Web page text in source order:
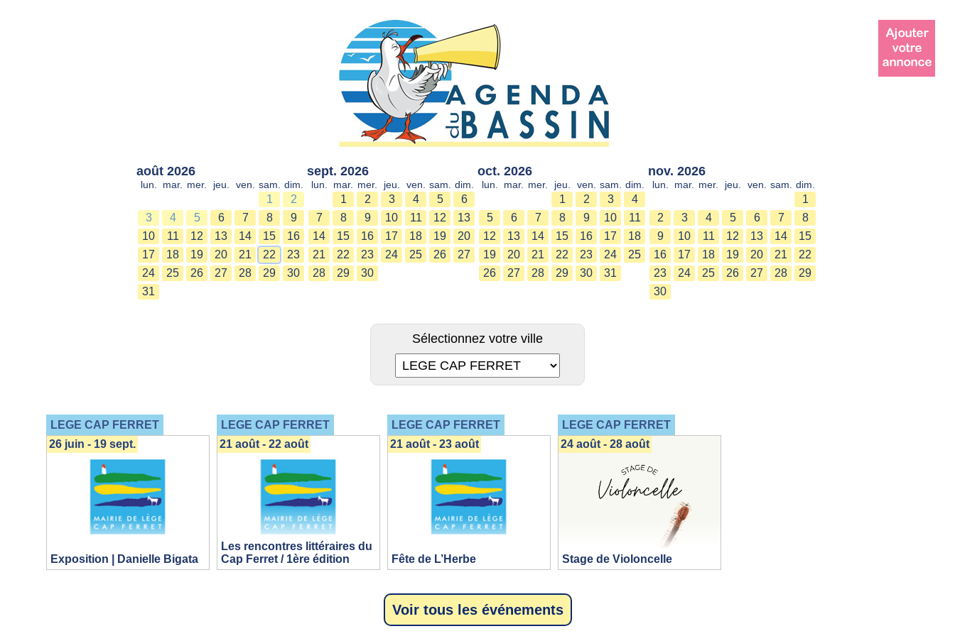
août 2026
lun. mar. mer. jeu. ven. sam. dim.
1
2
3
4 5 6 7 8
9
10
11 12 13 14 15
16
17
18 19 20 21 22
23
24
25 26 27 28 29
30
31
sept. 2026
lun. mar. mer. jeu. ven. sam. dim.
1 2 3 4 5
6
7
8 9 10 11 12
13
14
15 16 17 18 19
20
21
22 23 24 25 26
27
28
29 30
oct. 2026
lun. mar. mer. jeu. ven. sam. dim.
1 2 3
4
5
6 7 8 9 10
11
12
13 14 15 16 17
18
19
20 21 22 23 24
25
26
27 28 29 30 31
nov. 2026
lun. mar. mer. jeu. ven. sam. dim.
1
2
3 4 5 6 7
8
9
10 11 12 13 14
15
16
17 18 19 20 21
22
23
24 25 26 27 28
29
30
Sélectionnez votre ville
LEGE CAP FERRET
Exposition | Danielle Bigata
26 juin - 19 sept.
LEGE CAP FERRET
Les rencontres littéraires du
Cap Ferret / 1ère édition
21 août - 22 août
LEGE CAP FERRET
Fête de L’Herbe
21 août - 23 août
LEGE CAP FERRET
Stage de Violoncelle
24 août - 28 août
Voir tous les événements